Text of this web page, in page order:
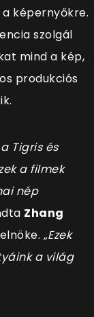
képernyőkre.
szolgál
mind a kép,
produkciós
Tigris és
a filmek
nép
Zhang
„Ezek
a világ